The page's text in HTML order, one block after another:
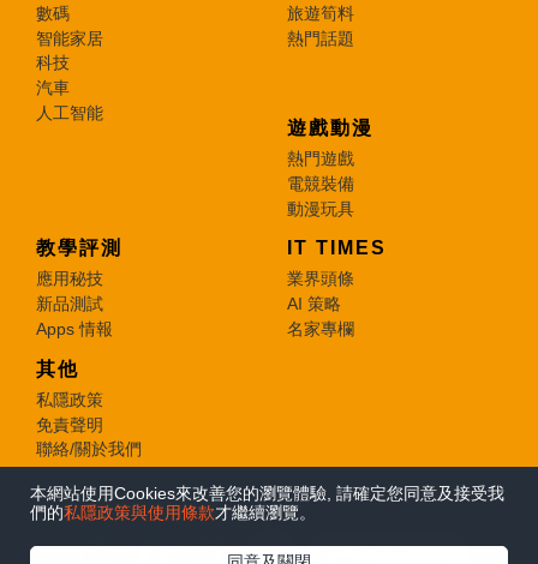
本網站使用Cookies來改善您的瀏覽體驗, 請確定您同意及接受我
們的私隱政策與使用條款才繼續瀏覽。
數碼
智能家居
科技
汽車
人工智能
旅遊筍料
熱門話題
遊戲動漫
熱門遊戲
電競裝備
動漫玩具
教學評測
應用秘技
新品測試
Apps 情報
IT TIMES
業界頭條
AI 策略
名家專欄
其他
私隱政策
免責聲明
聯絡/關於我們
© 2026 e-zone. All Rights Reserved.